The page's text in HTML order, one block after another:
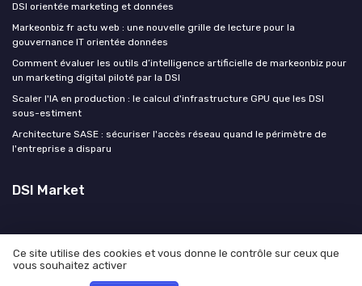
DSI orientée marketing et données
Markeonbiz fr actu web : une nouvelle grille de lecture pour la
gouvernance IT orientée données
Comment évaluer les outils d’intelligence artificielle de markeonbiz pour
un marketing digital piloté par la DSI
Scaler l'IA en production : le calcul d'infrastructure GPU que les DSI
sous-estiment
Architecture SASE : sécuriser l'accès réseau quand le périmètre de
l'entreprise a disparu
DSI Market
Mentions légales
Ce site utilise des cookies et vous donne le contrôle sur ceux que
vous souhaitez activer